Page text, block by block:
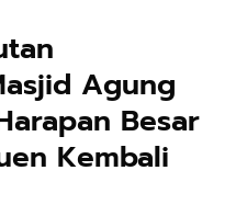
Agung
Besar
Kembali